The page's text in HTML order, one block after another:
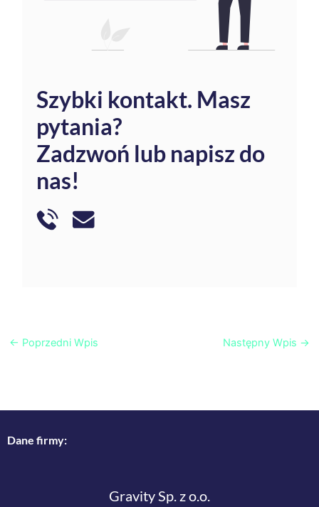
Szybki kontakt. Masz
pytania?
Zadzwoń lub napisz do
nas!
← Poprzedni Wpis Następny Wpis →
Dane firmy:
Gravity Sp. z o.o.